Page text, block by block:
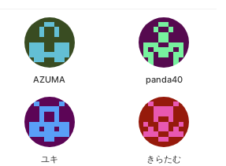
AZUMA panda40
ユキ きらたむ